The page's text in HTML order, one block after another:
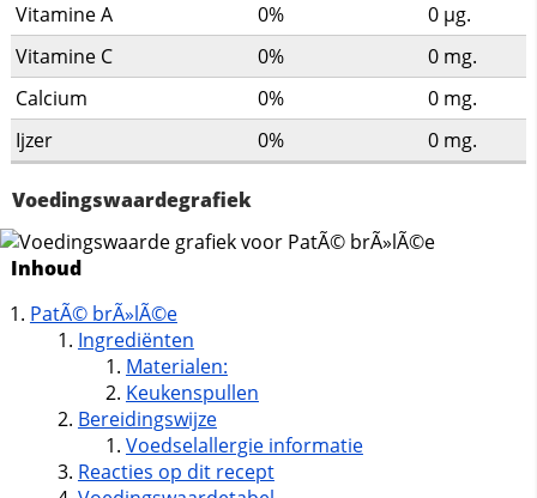
Vitamine A
0% 0 µg.
Vitamine C
0% 0 mg.
Calcium
0% 0 mg.
Ijzer
0% 0 mg.
Voedingswaardegrafiek
Inhoud
PatÃ© brÃ»lÃ©e
Ingrediënten
Materialen:
Keukenspullen
Bereidingswijze
Voedselallergie informatie
Reacties op dit recept